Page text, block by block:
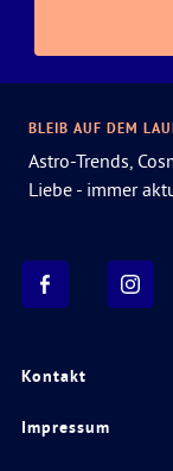
Kontakt
Impressum
BLEIB AUF DEM
Astro-Trends,
Liebe - immer